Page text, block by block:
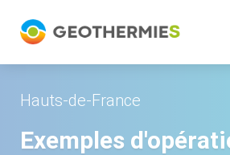
Hauts-de-France
Exemples